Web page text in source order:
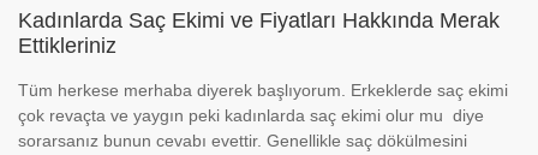
Kadınlarda Saç Ekimi ve Fiyatları Hakkında Merak
Ettikleriniz
Tüm herkese merhaba diyerek başlıyorum. Erkeklerde saç ekimi
çok revaçta ve yaygın peki kadınlarda saç ekimi olur mu diye
sorarsanız bunun cevabı evettir. Genellikle saç dökülmesini